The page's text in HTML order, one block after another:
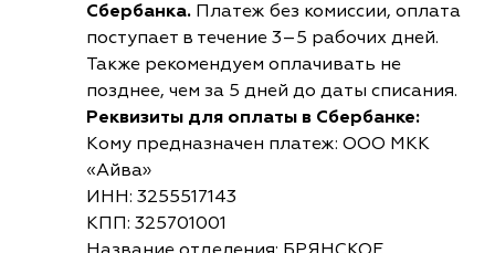
Сбербанка. Платеж без комиссии, оплата
поступает в течение 3–5 рабочих дней.
Также рекомендуем оплачивать не
позднее, чем за 5 дней до даты списания.
Реквизиты для оплаты в Сбербанке:
Кому предназначен платеж: ООО МКК
«Айва»
ИНН: 3255517143
КПП: 325701001